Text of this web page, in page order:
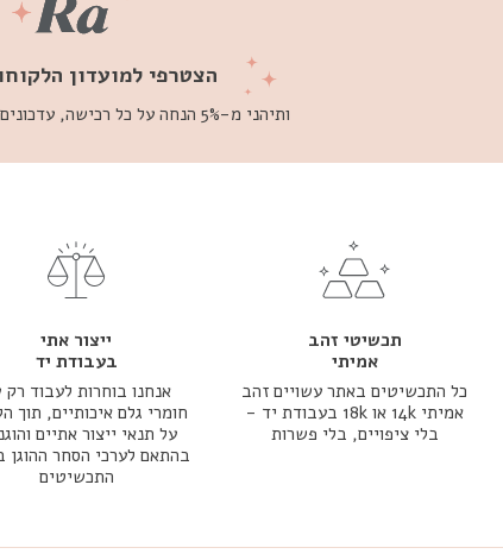
הצטרפי למועדון
ותיהני מ-5% הנחה על כל רכישה, עדכונים והטבות מרגשות ♡
תכשיטי זהב
אמיתי
כל התכשיטים באתר עשויים זהב
אמיתי 14k או 18k בעבודת יד -
בלי ציפויים, בלי פשרות
ייצור אתי
בעבודת יד
אנחנו בוחרות לעבוד
חומרי גלם איכותיים, תוך
על תנאי ייצור אתיים
בהתאם לערכי הסחר ההוגן
התכשיטים